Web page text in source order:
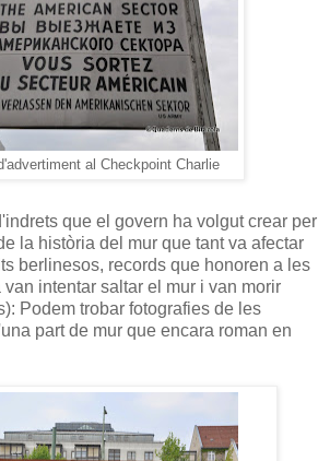
al Checkpoint Charlie
que el govern ha volgut crear per
la història del mur que tant va afectar
berlinesos, records que honoren a les
intentar saltar el mur i van morir
Podem trobar fotografies de les
part de mur que encara roman en